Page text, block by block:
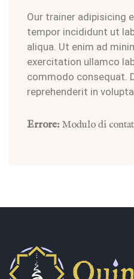
Our trainer adipisicing
tempor incididunt ut
aliqua. Ut enim ad
exercitation ullamco
commodo consequat.
reprehenderit in
Errore: Modulo di